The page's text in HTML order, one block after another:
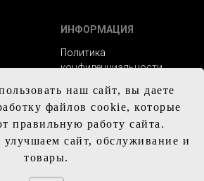
наш сайт, вы даете
файлов cookie, которые
правильную работу сайта.
сайт, обслуживание и
товары.
ИНФОРМАЦИЯ
Политика
конфиденциальности
Заказ и сроки
изготовления
Доставка
Обмен и возврат